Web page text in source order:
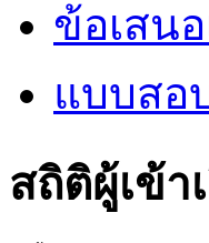
ข้อเสน
แบบสอ
สถิติผู้เข้า